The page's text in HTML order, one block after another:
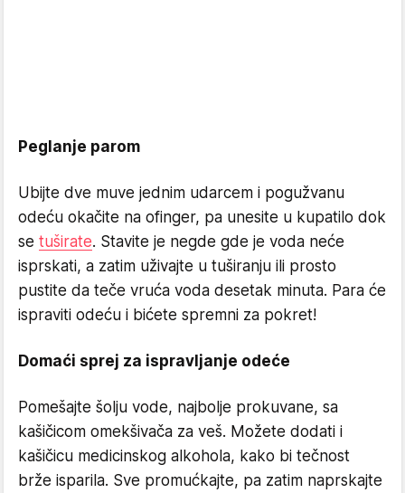
Peglanje parom
Ubijte dve muve jednim udarcem i pogužvanu
odeću okačite na ofinger, pa unesite u kupatilo dok
se tuširate. Stavite je negde gde je voda neće
isprskati, a zatim uživajte u tuširanju ili prosto
pustite da teče vruća voda desetak minuta. Para će
ispraviti odeću i bićete spremni za pokret!
Domaći sprej za ispravljanje odeće
Pomešajte šolju vode, najbolje prokuvane, sa
kašičicom omekšivača za veš. Možete dodati i
kašičicu medicinskog alkohola, kako bi tečnost
brže isparila. Sve promućkajte, pa zatim naprskajte